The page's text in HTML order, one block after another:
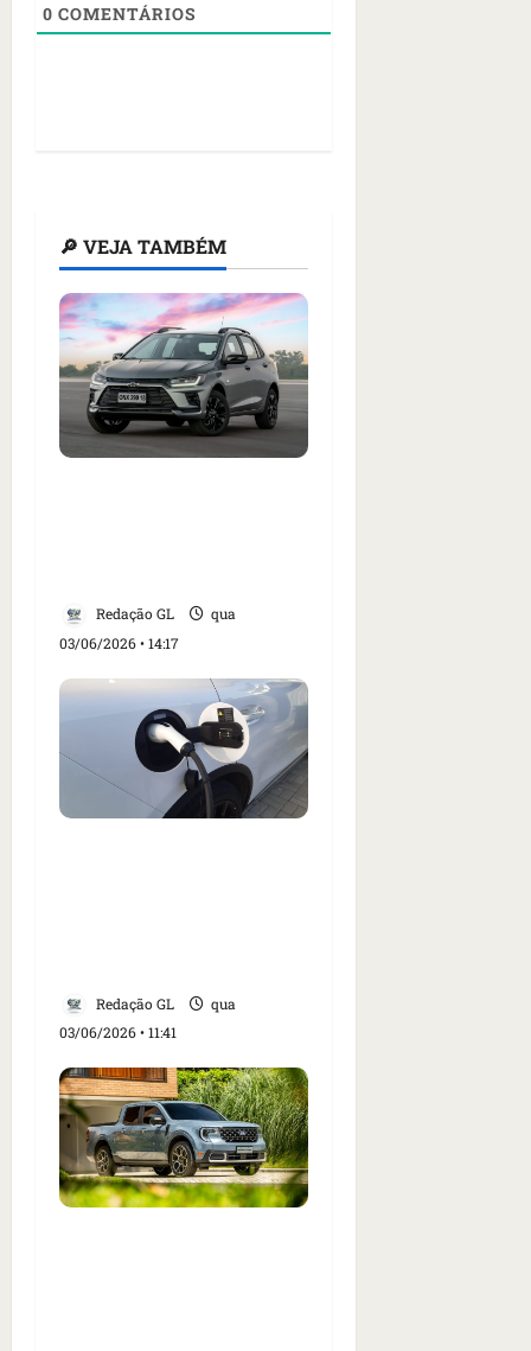
0 COMENTÁRIOS
🔎 VEJA TAMBÉM
Redação GL
qua
03/06/2026 • 14:17
Redação GL
qua
03/06/2026 • 11:41